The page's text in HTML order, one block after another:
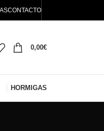
CONTACTO
0,00€
HORMIGAS